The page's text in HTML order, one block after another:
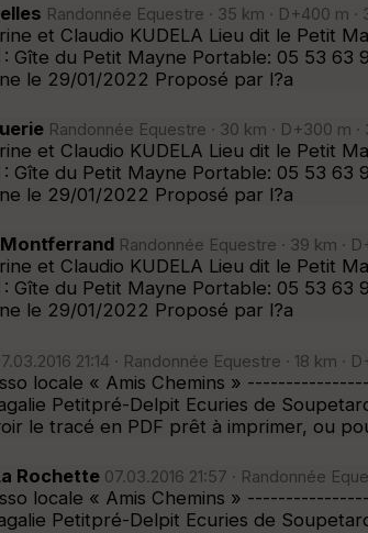
Randonnée Equestre · 35 km · D+400 m
et Claudio KUDELA Lieu dit le Petit
du Petit Mayne Portable: 05 53 63
29/01/2022 Proposé par l?a
Randonnée Equestre · 30 km · D+300 m
et Claudio KUDELA Lieu dit le Petit
du Petit Mayne Portable: 05 53 63
29/01/2022 Proposé par l?a
Montferrand Randonnée Equestre · 39 km ·
et Claudio KUDELA Lieu dit le Petit
du Petit Mayne Portable: 05 53 63
29/01/2022 Proposé par l?a
21:14 · Randonnée Equestre · 18 km ·
locale « Amis Chemins »
Petitpré-Delpit Ecuries de
le tracé en PDF prêt à imprimer, ou
Rochette 07.03.2016 21:57 · Randonnée
locale « Amis Chemins »
Petitpré-Delpit Ecuries de